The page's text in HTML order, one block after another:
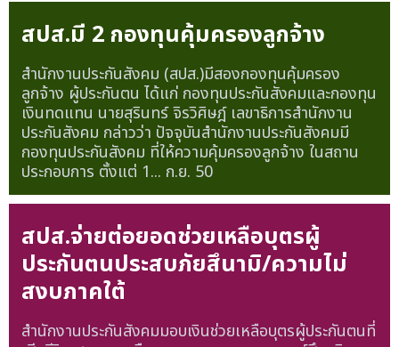
สปส.มี 2 กองทุนคุ้มครองลูกจ้าง
สำนักงานประกันสังคม (สปส.)มีสองกองทุนคุ้มครอง
ลูกจ้าง ผู้ประกันตน ได้แก่ กองทุนประกันสังคมและกองทุน
เงินทดแทน นายสุรินทร์ จิรวิศิษฎ์ เลขาธิการสำนักงาน
ประกันสังคม กล่าวว่า ปัจจุบันสำนักงานประกันสังคมมี
กองทุนประกันสังคม ที่ให้ความคุ้มครองลูกจ้าง ในสถาน
ประกอบการ ตั้งแต่ 1... ก.ย. 50
สปส.จ่ายต่อยอดช่วยเหลือบุตรผู้
ประกันตนประสบภัยสึนามิ/ความไม่
สงบภาคใต้
สำนักงานประกันสังคมมอบเงินช่วยเหลือบุตรผู้ประกันตนที่